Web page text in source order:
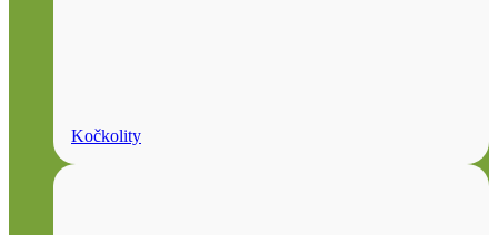
Kočkolity